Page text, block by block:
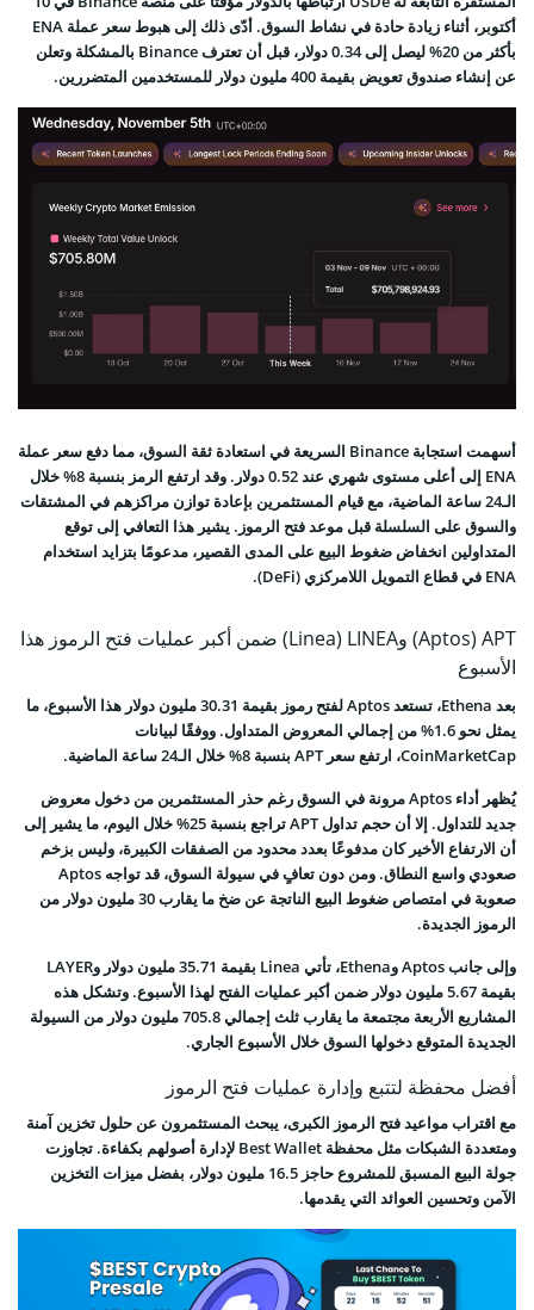
أكتوبر، أثناء زيادة حادة في نشاط السوق. أدّى ذلك إلى هبوط سعر عملة ENA
بأكثر من 20% ليصل إلى 0.34 دولار، قبل أن تعترف Binance بالمشكلة وتعلن
عن إنشاء صندوق تعويض بقيمة 400 مليون دولار للمستخدمين المتضررين.
أسهمت استجابة Binance السريعة في استعادة ثقة السوق، مما دفع سعر عملة
ENA إلى أعلى مستوى شهري عند 0.52 دولار. وقد ارتفع الرمز بنسبة 8% خلال
الـ24 ساعة الماضية، مع قيام المستثمرين بإعادة توازن مراكزهم في المشتقات
والسوق على السلسلة قبل موعد فتح الرموز. يشير هذا التعافي إلى توقع
المتداولين انخفاض ضغوط البيع على المدى القصير، مدعومًا بتزايد استخدام
ENA في قطاع التمويل اللامركزي (DeFi).
Aptos) APT) وLinea) LINEA) ضمن أكبر عمليات فتح الرموز هذا
الأسبوع
بعد Ethena، تستعد Aptos لفتح رموز بقيمة 30.31 مليون دولار هذا الأسبوع، ما
يمثل نحو 1.6% من إجمالي المعروض المتداول. ووفقًا لبيانات
CoinMarketCap، ارتفع سعر APT بنسبة 8% خلال الـ24 ساعة الماضية.
يُظهر أداء Aptos مرونة في السوق رغم حذر المستثمرين من دخول معروض
جديد للتداول. إلا أن حجم تداول APT تراجع بنسبة 25% خلال اليوم، ما يشير إلى
أن الارتفاع الأخير كان مدفوعًا بعدد محدود من الصفقات الكبيرة، وليس بزخم
صعودي واسع النطاق. ومن دون تعافٍ في سيولة السوق، قد تواجه Aptos
صعوبة في امتصاص ضغوط البيع الناتجة عن ضخ ما يقارب 30 مليون دولار من
الرموز الجديدة.
وإلى جانب Aptos وEthena، تأتي Linea بقيمة 35.71 مليون دولار وLAYER
بقيمة 5.67 مليون دولار ضمن أكبر عمليات الفتح لهذا الأسبوع. وتشكل هذه
المشاريع الأربعة مجتمعة ما يقارب ثلث إجمالي 705.8 مليون دولار من السيولة
الجديدة المتوقع دخولها السوق خلال الأسبوع الجاري.
أفضل محفظة لتتبع وإدارة عمليات فتح الرموز
مع اقتراب مواعيد فتح الرموز الكبرى، يبحث المستثمرون عن حلول تخزين آمنة
ومتعددة الشبكات مثل محفظة Best Wallet لإدارة أصولهم بكفاءة. تجاوزت
جولة البيع المسبق للمشروع حاجز 16.5 مليون دولار، بفضل ميزات التخزين
الآمن وتحسين العوائد التي يقدمها.